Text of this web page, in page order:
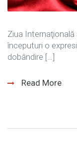
Ziua
începuturi o
dobândire […]
Read More